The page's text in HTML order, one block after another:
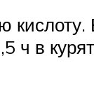
ч в